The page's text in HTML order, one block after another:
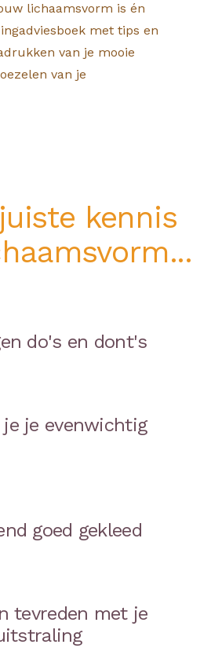
lichaamsvorm is én
met tips en
van je mooie
van je
kennis
do's en dont's
je je evenwichtig
goed gekleed
tevreden met je